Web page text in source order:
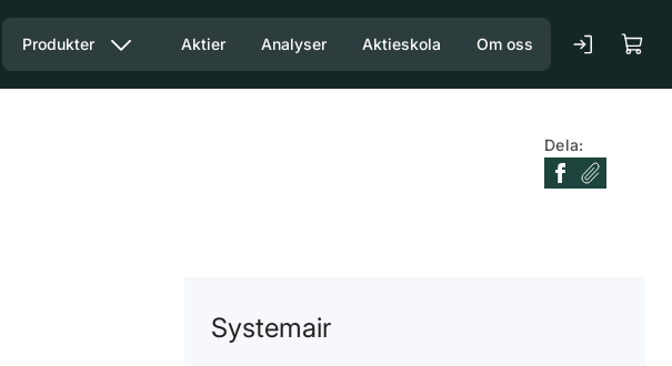
Produkter Aktier Analyser Aktieskola Om oss
Dela:
Systemair